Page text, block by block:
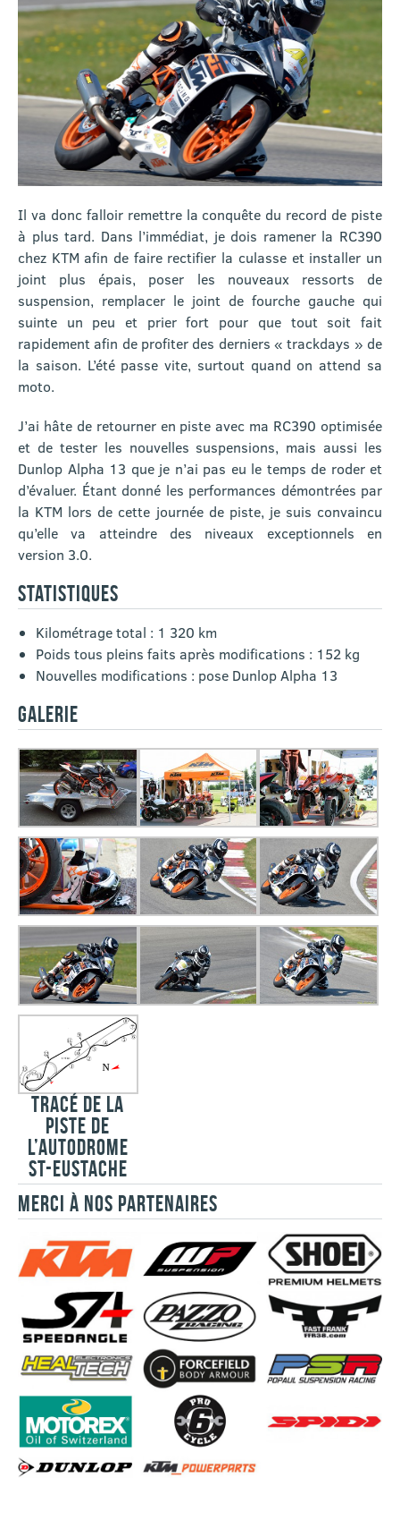
Il va donc falloir remettre la conquête du record de piste
à plus tard. Dans l’immédiat, je dois ramener la RC390
chez KTM afin de faire rectifier la culasse et installer un
joint plus épais, poser les nouveaux ressorts de
suspension, remplacer le joint de fourche gauche qui
suinte un peu et prier fort pour que tout soit fait
rapidement afin de profiter des derniers « trackdays » de
la saison. L’été passe vite, surtout quand on attend sa
moto.
J’ai hâte de retourner en piste avec ma RC390 optimisée
et de tester les nouvelles suspensions, mais aussi les
Dunlop Alpha 13 que je n’ai pas eu le temps de roder et
d’évaluer. Étant donné les performances démontrées par
la KTM lors de cette journée de piste, je suis convaincu
qu’elle va atteindre des niveaux exceptionnels en
version 3.0.
STATISTIQUES
Kilométrage total : 1 320 km
Poids tous pleins faits après modifications : 152 kg
Nouvelles modifications : pose Dunlop Alpha 13
GALERIE
TRACÉ DE LA
PISTE DE
L’AUTODROME
ST-EUSTACHE
MERCI À NOS PARTENAIRES